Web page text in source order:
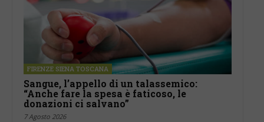
FIRENZE SIENA TOSCANA
Sangue, l’appello di un talassemico:
“Anche fare la spesa è faticoso, le
donazioni ci salvano”
7 Agosto 2026